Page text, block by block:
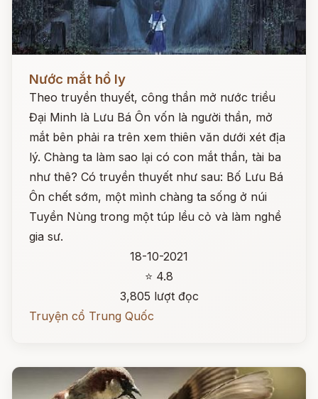
Nước mắt hồ ly
Theo truyền thuyết, công thần mở nước triều
Đại Minh là Lưu Bá Ôn vốn là người thần, mở
mắt bên phải ra trên xem thiên văn dưới xét địa
lý. Chàng ta làm sao lại có con mắt thần, tài ba
như thê? Có truyền thuyết như sau: Bố Lưu Bá
Ôn chết sớm, một mình chàng ta sống ở núi
Tuyền Nùng trong một túp lều cỏ và làm nghề
gia sư.
18-10-2021
⭐ 4.8
3,805 lượt đọc
Truyện cổ Trung Quốc